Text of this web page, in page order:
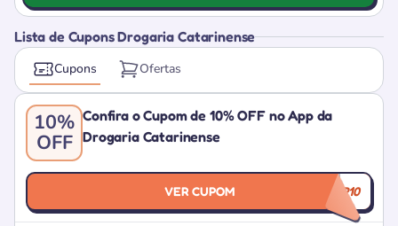
Lista de Cupons Drogaria Catarinense
Cupons Ofertas
10%
OFF
Confira o Cupom de 10% OFF no App da
Drogaria Catarinense
VER CUPOM APP10